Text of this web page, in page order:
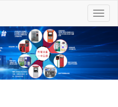
切
换
航